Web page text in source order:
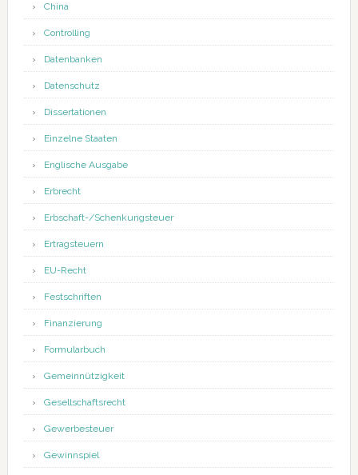
China
Controlling
Datenbanken
Datenschutz
Dissertationen
Einzelne Staaten
Englische Ausgabe
Erbrecht
Erbschaft-/Schenkungsteuer
Ertragsteuern
EU-Recht
Festschriften
Finanzierung
Formularbuch
Gemeinnützigkeit
Gesellschaftsrecht
Gewerbesteuer
Gewinnspiel